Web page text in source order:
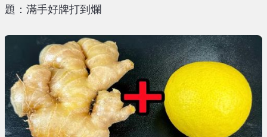
題：滿手好牌打到爛